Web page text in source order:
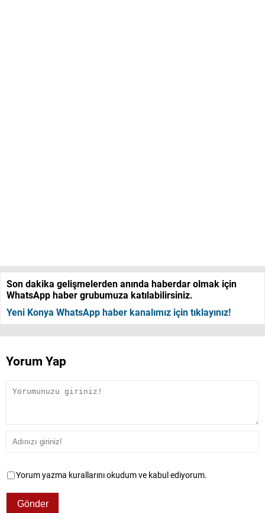
Son dakika gelişmelerden anında haberdar olmak için
WhatsApp haber grubumuza katılabilirsiniz.
Yeni Konya WhatsApp haber kanalımız için tıklayınız!
Yorum Yap
Yorum yazma kurallarını okudum ve kabul ediyorum.